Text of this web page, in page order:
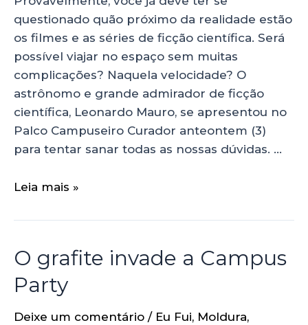
questionado quão próximo da realidade estão
os filmes e as séries de ficção científica. Será
possível viajar no espaço sem muitas
complicações? Naquela velocidade? O
astrônomo e grande admirador de ficção
científica, Leonardo Mauro, se apresentou no
Palco Campuseiro Curador anteontem (3)
para tentar sanar todas as nossas dúvidas. …
Leia mais »
O grafite invade a Campus
Party
Deixe um comentário / Eu Fui, Moldura,